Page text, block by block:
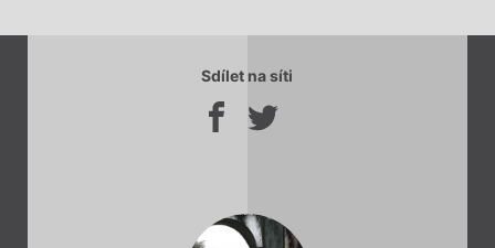
Sdílet na síti